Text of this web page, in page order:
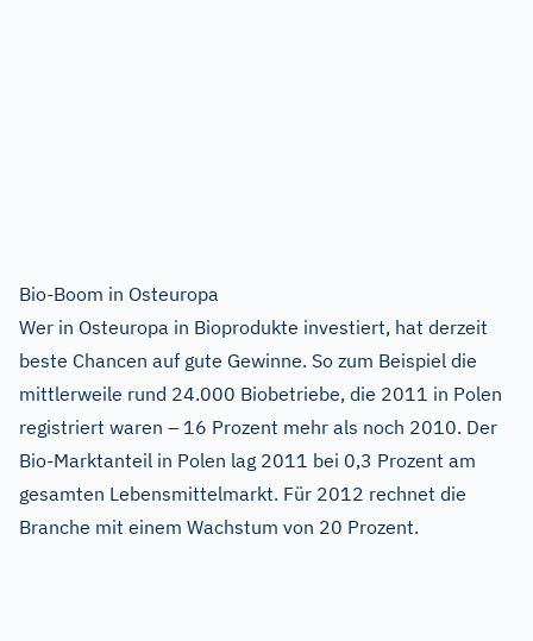
Bio-Boom in Osteuropa
Wer in Osteuropa in Bioprodukte investiert, hat derzeit
beste Chancen auf gute Gewinne. So zum Beispiel die
mittlerweile rund 24.000 Biobetriebe, die 2011 in Polen
registriert waren – 16 Prozent mehr als noch 2010. Der
Bio-Marktanteil in Polen lag 2011 bei 0,3 Prozent am
gesamten Lebensmittelmarkt. Für 2012 rechnet die
Branche mit einem Wachstum von 20 Prozent.